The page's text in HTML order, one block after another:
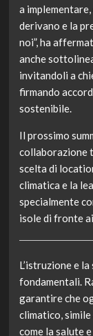
a
derivano e la
noi”, ha
anche
invitandoli a
firmando
sostenibile.
Il prossimo
collaborazione
scelta di
climatica e la
specialmente
isole di fronte
L’istruzione e
fondamentali.
garantire che
climatico,
come la salute